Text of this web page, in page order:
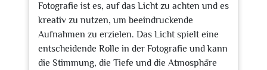
Fotografie ist es, auf das Licht zu achten und es
kreativ zu nutzen, um beeindruckende
Aufnahmen zu erzielen. Das Licht spielt eine
entscheidende Rolle in der Fotografie und kann
die Stimmung, die Tiefe und die Atmosphäre